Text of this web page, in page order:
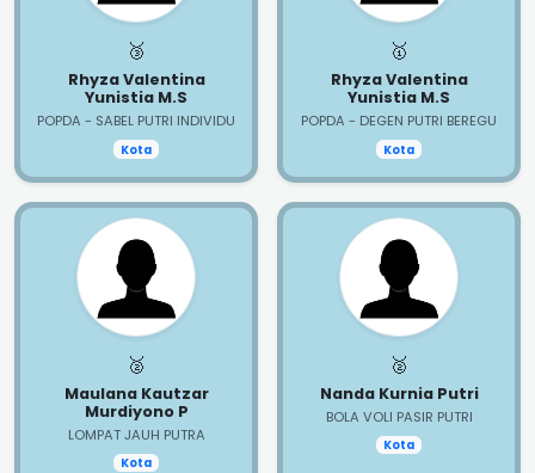
🥉
Rhyza Valentina
Yunistia M.S
POPDA - SABEL PUTRI INDIVIDU
Kota
🥇
Rhyza Valentina
Yunistia M.S
POPDA - DEGEN PUTRI BEREGU
Kota
🥈
Maulana Kautzar
Murdiyono P
LOMPAT JAUH PUTRA
Kota
🥈
Nanda Kurnia Putri
BOLA VOLI PASIR PUTRI
Kota